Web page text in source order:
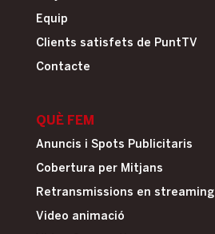
Equip
Clients satisfets de PuntTV
Contacte
QUÈ FEM
Anuncis i Spots Publicitaris
Cobertura per Mitjans
Retransmissions en streaming
Video animació